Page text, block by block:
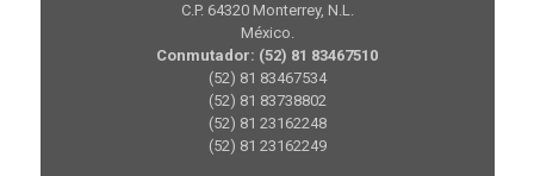
C.P. 64320 Monterrey, N.L.
México.
Conmutador: (52) 81 83467510
(52) 81 83467534
(52) 81 83738802
(52) 81 23162248
(52) 81 23162249